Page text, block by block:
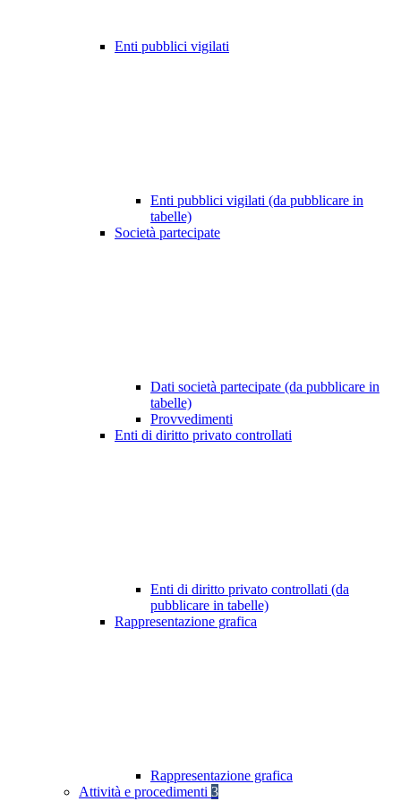
Enti pubblici vigilati
Enti pubblici vigilati (da pubblicare in
tabelle)
Società partecipate
Dati società partecipate (da pubblicare in
tabelle)
Provvedimenti
Enti di diritto privato controllati
Enti di diritto privato controllati (da
pubblicare in tabelle)
Rappresentazione grafica
Rappresentazione grafica
Attività e procedimenti 3